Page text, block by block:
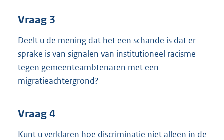
Vraag 3
Deelt u de mening dat het een schande is dat er
sprake is van signalen van institutioneel racisme
tegen gemeenteambtenaren met een
migratieachtergrond?
Vraag 4
Kunt u verklaren hoe discriminatie niet alleen in de